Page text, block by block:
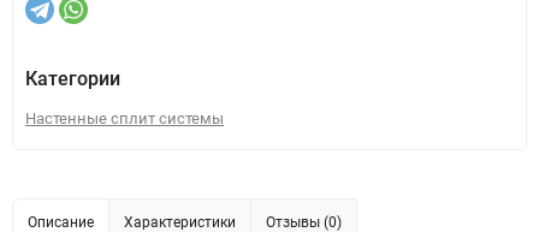
Категории
Настенные сплит системы
Описание Характеристики Отзывы (0)